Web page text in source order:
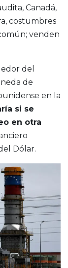
Canadá,
costumbres
venden
del
de
en la
si se
en otra
Dólar.